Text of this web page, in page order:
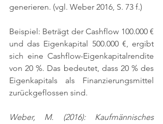
generieren. (vgl. Weber 2016, S. 73 f.)
Beispiel: Beträgt der Cashflow 100.000 €
und das Eigenkapital 500.000 €, ergibt
sich eine Cashflow-Eigenkapitalrendite
von 20 %. Das bedeutet, dass 20 % des
Eigenkapitals als Finanzierungsmittel
zurückgeflossen sind.
Weber, M. (2016): Kaufmännisches